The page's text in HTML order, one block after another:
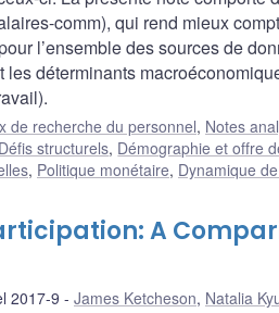
comm), qui rend mieux
l’ensemble des sources de
déterminants
de recherche du personnel, Notes
Défis structurels, Démographie et offre
, Politique monétaire, Dynamique
A
2017-9 James Ketcheson, Natalia